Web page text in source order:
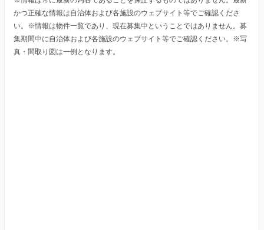
かつ正確な情報は自治体および各施設のウェブサイト等でご確認くださ
い。※情報は物件一覧であり、現在募集中ということではありません。募
集期間中に自治体および各施設のウェブサイト等でご確認ください。※写
真・間取り図は一例となります。